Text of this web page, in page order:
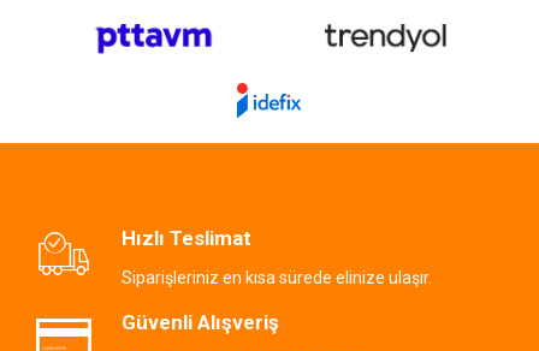
Hızlı Teslimat
Siparişleriniz en kısa sürede elinize ulaşır.
Güvenli Alışveriş